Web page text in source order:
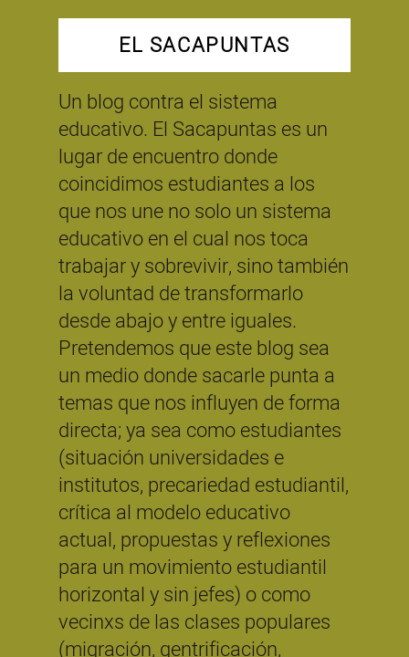
EL SACAPUNTAS
Un blog contra el sistema
educativo. El Sacapuntas es un
lugar de encuentro donde
coincidimos estudiantes a los
que nos une no solo un sistema
educativo en el cual nos toca
trabajar y sobrevivir, sino también
la voluntad de transformarlo
desde abajo y entre iguales.
Pretendemos que este blog sea
un medio donde sacarle punta a
temas que nos influyen de forma
directa; ya sea como estudiantes
(situación universidades e
institutos, precariedad estudiantil,
crítica al modelo educativo
actual, propuestas y reflexiones
para un movimiento estudiantil
horizontal y sin jefes) o como
vecinxs de las clases populares
(migración, gentrificación,